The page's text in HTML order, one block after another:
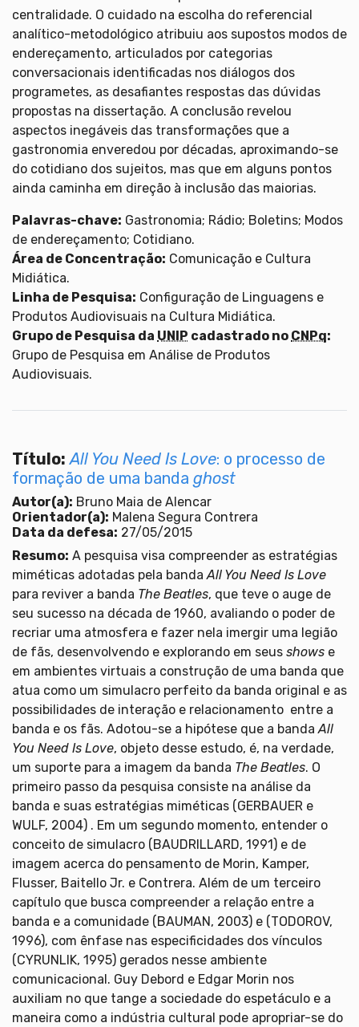
centralidade. O cuidado na escolha do referencial
analítico-metodológico atribuiu aos supostos modos de
endereçamento, articulados por categorias
conversacionais identificadas nos diálogos dos
programetes, as desafiantes respostas das dúvidas
propostas na dissertação. A conclusão revelou
aspectos inegáveis das transformações que a
gastronomia enveredou por décadas, aproximando-se
do cotidiano dos sujeitos, mas que em alguns pontos
ainda caminha em direção à inclusão das maiorias.
Palavras-chave: Gastronomia; Rádio; Boletins; Modos
de endereçamento; Cotidiano.
Área de Concentração: Comunicação e Cultura
Midiática.
Linha de Pesquisa: Configuração de Linguagens e
Produtos Audiovisuais na Cultura Midiática.
Grupo de Pesquisa da UNIP cadastrado no CNPq:
Grupo de Pesquisa em Análise de Produtos
Audiovisuais.
Título: All You Need Is Love: o processo de
formação de uma banda ghost
Autor(a): Bruno Maia de Alencar
Orientador(a): Malena Segura Contrera
Data da defesa: 27/05/2015
Resumo: A pesquisa visa compreender as estratégias
miméticas adotadas pela banda All You Need Is Love
para reviver a banda The Beatles, que teve o auge de
seu sucesso na década de 1960, avaliando o poder de
recriar uma atmosfera e fazer nela imergir uma legião
de fãs, desenvolvendo e explorando em seus shows e
em ambientes virtuais a construção de uma banda que
atua como um simulacro perfeito da banda original e as
possibilidades de interação e relacionamento entre a
banda e os fãs. Adotou-se a hipótese que a banda All
You Need Is Love, objeto desse estudo, é, na verdade,
um suporte para a imagem da banda The Beatles. O
primeiro passo da pesquisa consiste na análise da
banda e suas estratégias miméticas (GERBAUER e
WULF, 2004) . Em um segundo momento, entender o
conceito de simulacro (BAUDRILLARD, 1991) e de
imagem acerca do pensamento de Morin, Kamper,
Flusser, Baitello Jr. e Contrera. Além de um terceiro
capítulo que busca compreender a relação entre a
banda e a comunidade (BAUMAN, 2003) e (TODOROV,
1996), com ênfase nas especificidades dos vínculos
(CYRUNLIK, 1995) gerados nesse ambiente
comunicacional. Guy Debord e Edgar Morin nos
auxiliam no que tange a sociedade do espetáculo e a
maneira como a indústria cultural pode apropriar-se do